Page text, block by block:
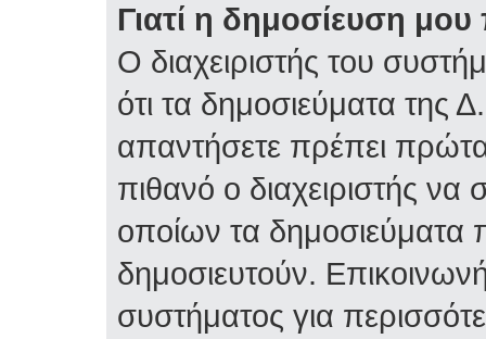
Γιατί η δημοσίευση μου
Ο διαχειριστής του
ότι τα δημοσιεύματα της
απαντήσετε πρέπει πρώτα
πιθανό ο διαχειριστής
οποίων τα δημοσιεύματα
δημοσιευτούν.
συστήματος για